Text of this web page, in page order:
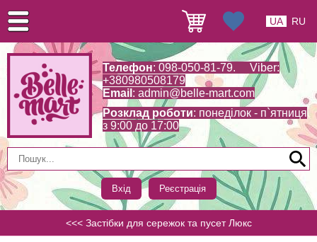
Телефон: 098-050-81-79. Viber:
+380980508179
Email : admin@belle-mart.com
Розклад роботи: понеділок - п`ятниця
з 9:00 до 17:00
Вхід Реєстрація
UA RU
<<< Застібки для сережок та пусет Люкс